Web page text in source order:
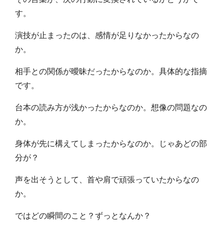
す。
演技が止まったのは、感情が足りなかったからなの
か。
相手との関係が曖昧だったからなのか。具体的な指摘
です。
台本の読み方が浅かったからなのか。想像の問題なの
か。
身体が先に構えてしまったからなのか。じゃあどの部
分が？
声を出そうとして、首や肩で頑張っていたからなの
か。
ではどの瞬間のこと？ずっとなんか？